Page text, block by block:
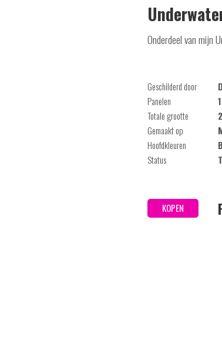
Onderdeel van mijn
Geschilderd door
Panelen
1
Totale grootte
Gemaakt op
Hoofdkleuren
Status
KOPEN